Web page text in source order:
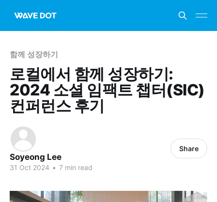
함께 성장하기
로컬에서 함께 성장하기:
2024 소셜 임팩트 챕터(SIC)
컨퍼런스 후기
Soyeong Lee
31 Oct 2024 • 7 min read
Share